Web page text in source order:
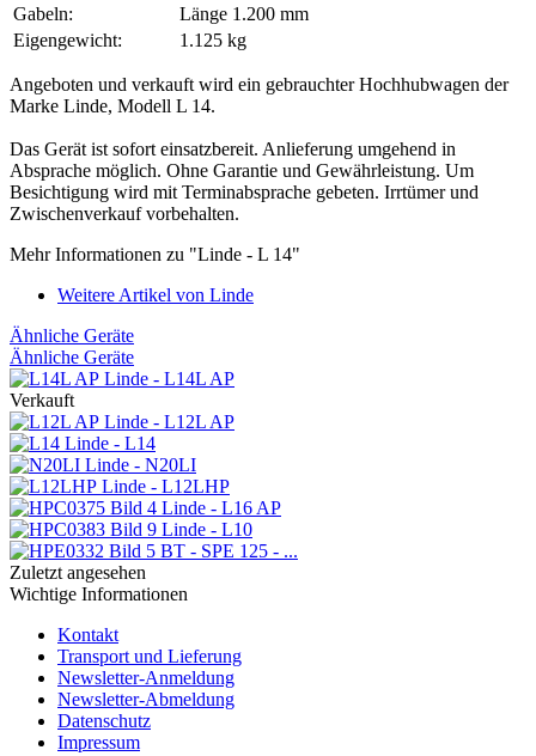
Gabeln:
Länge 1.200 mm
Eigengewicht:
1.125 kg
Angeboten und verkauft wird ein gebrauchter Hochhubwagen der
Marke Linde, Modell L 14.
Das Gerät ist sofort einsatzbereit. Anlieferung umgehend in
Absprache möglich. Ohne Garantie und Gewährleistung. Um
Besichtigung wird mit Terminabsprache gebeten. Irrtümer und
Zwischenverkauf vorbehalten.
Mehr Informationen zu "Linde - L 14"
Weitere Artikel von Linde
Ähnliche Geräte
Ähnliche Geräte
Linde - L14L AP
Verkauft
Linde - L12L AP
Linde - L14
Linde - N20LI
Linde - L12LHP
Linde - L16 AP
Linde - L10
BT - SPE 125 - ...
Zuletzt angesehen
Wichtige Informationen
Kontakt
Transport und Lieferung
Newsletter-Anmeldung
Newsletter-Abmeldung
Datenschutz
Impressum